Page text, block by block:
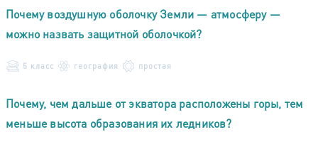
Почему воздушную оболочку Земли — атмосферу —
можно назвать защитной оболочкой?
5 класс география простая
Почему, чем дальше от экватора расположены горы, тем
меньше высота образования их ледников?